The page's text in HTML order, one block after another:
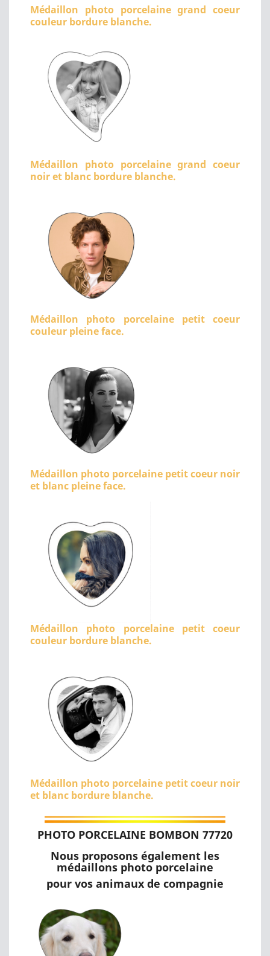
Médaillon photo porcelaine grand coeur
couleur bordure blanche.
Médaillon photo porcelaine grand coeur
noir et blanc bordure blanche.
Médaillon photo porcelaine petit coeur
couleur pleine face.
Médaillon photo porcelaine petit coeur noir
et blanc pleine face.
Médaillon photo porcelaine petit coeur
couleur bordure blanche.
Médaillon photo porcelaine petit coeur noir
et blanc bordure blanche.
PHOTO PORCELAINE BOMBON 77720
Nous proposons également les
médaillons photo porcelaine
pour vos animaux de compagnie